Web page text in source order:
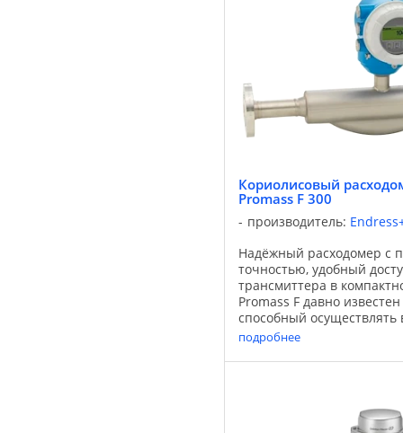
Кориолисовый
Promass F 300
производитель:
Надёжный расходомер с
точностью, удобный
трансмиттера в
Promass F давно
способный осуществлять
измерения. Благодаря
изменяющимся и
подробнее